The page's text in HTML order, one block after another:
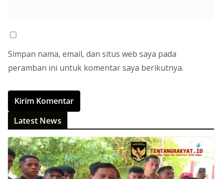
Simpan nama, email, dan situs web saya pada
peramban ini untuk komentar saya berikutnya.
Latest News